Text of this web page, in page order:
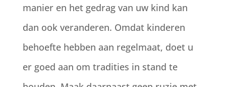
manier en het gedrag van uw kind kan
dan ook veranderen. Omdat kinderen
behoefte hebben aan regelmaat, doet u
er goed aan om tradities in stand te